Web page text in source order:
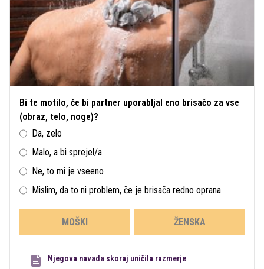
Bi te motilo, če bi partner uporabljal eno brisačo za vse
(obraz, telo, noge)?
Da, zelo
Malo, a bi sprejel/a
Ne, to mi je vseeno
Mislim, da to ni problem, če je brisača redno oprana
MOŠKI ŽENSKA
Njegova navada skoraj uničila razmerje